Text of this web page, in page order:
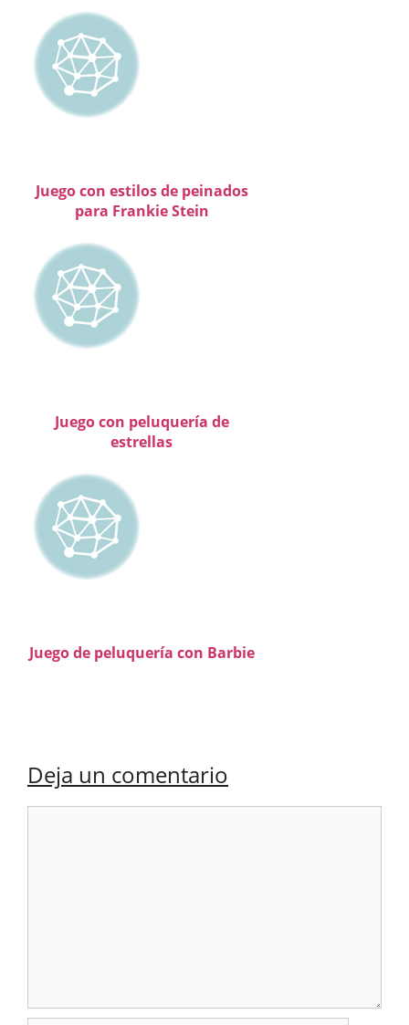
Juego con estilos de peinados
para Frankie Stein
Juego con peluquería de
estrellas
Juego de peluquería con Barbie
Deja un comentario